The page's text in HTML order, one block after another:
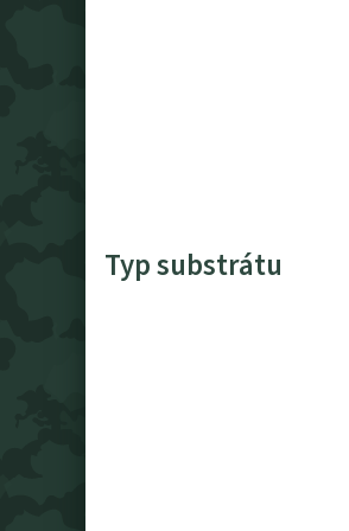
Typ substrátu